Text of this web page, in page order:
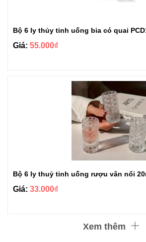
Bộ 6 ly thủy tinh uống bia có quai
Giá: 55.000₫
Bộ 6 ly thuỷ tinh uống rượu vân nổi
Giá: 33.000₫
Xem thêm